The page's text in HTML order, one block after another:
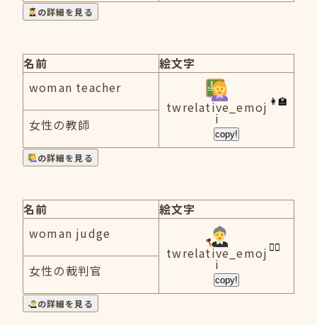
の詳細を見る
名前
絵文字
woman teacher
twrelative_emoj
i
copy!
女性の教師
の詳細を見る
名前
絵文字
woman judge
twrelative_emoj
i
copy!
女性の裁判官
の詳細を見る